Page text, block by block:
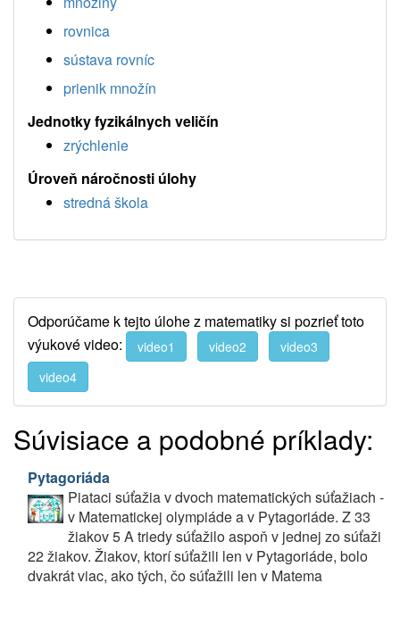
rovnica
sústava rovníc
prienik množín
Jednotky fyzikálnych veličín
zrýchlenie
Úroveň náročnosti úlohy
stredná škola
Odporúčame k tejto úlohe z matematiky si pozrieť toto
výukové video:
video1 video2
video3
video4
Súvisiace a podobné príklady:
Pytagoriáda
Piataci súťažia v dvoch matematických súťažiach -
v Matematickej olympiáde a v Pytagoriáde. Z 33
žiakov 5 A triedy súťažilo aspoň v jednej zo súťaži
22 žiakov. Žiakov, ktorí súťažili len v Pytagoriáde, bolo
dvakrát viac, ako tých, čo súťažili len v Matema